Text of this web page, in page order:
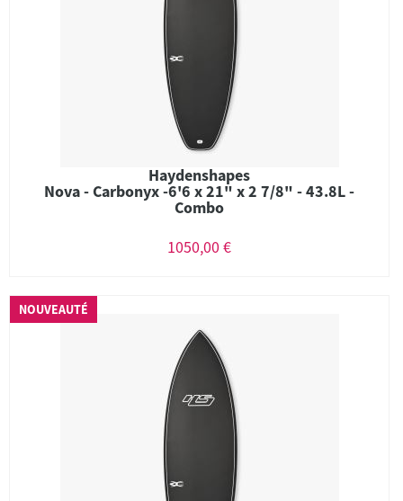
Haydenshapes
Nova - Carbonyx -6'6 x 21" x 2 7/8" - 43.8L -
Combo
1050,00 €
NOUVEAUTÉ